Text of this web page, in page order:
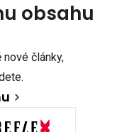
obsahu
články,